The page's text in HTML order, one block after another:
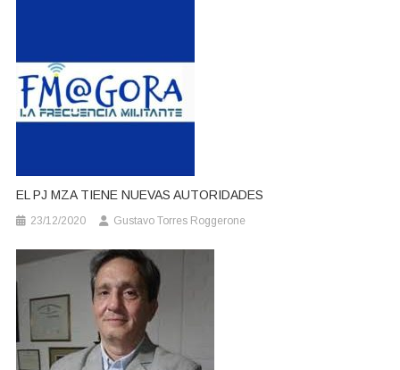
EL PJ MZA TIENE NUEVAS AUTORIDADES
23/12/2020 Gustavo Torres Roggerone